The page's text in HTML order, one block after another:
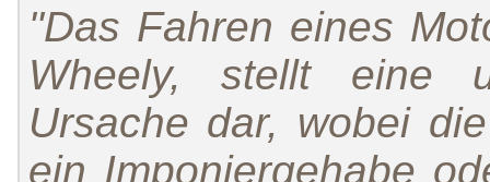
"Das Fahren eines
Wheely, stellt eine
Ursache dar, wobei
ein Imponiergehabe